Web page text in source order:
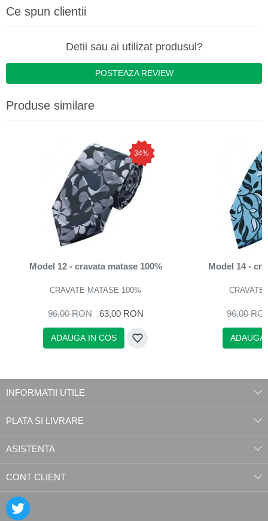
Ce spun clientii
Detii sau ai utilizat produsul?
POSTEAZA REVIEW
Produse similare
34%
Model 12 - cravata matase 100%
CRAVATE MATASE 100%
96,00 RON 63,00 RON
ADAUGA IN COS
Model 14 -
CRAVATE
96,00
ADAUGA
INFORMATII UTILE
PLATA SI LIVRARE
ASISTENTA
CONT CLIENT